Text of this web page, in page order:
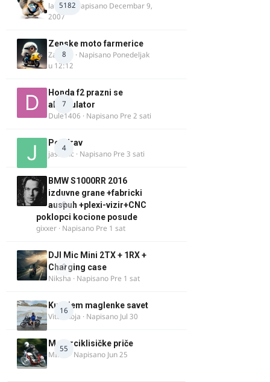
5182
lalajko· Napisano Decembar 9,
2007
8
Zenske moto farmerice
Zarkela · Napisano Ponedeljak
u 12:12
7
Honda f2 prazni se
akomulator
Dule1406 · Napisano Pre 2 sati
4
Pozdrav
jasminc · Napisano Pre 3 sati
0
BMW S1000RR 2016
izduvne grane +fabricki
auspuh +plexi-vizir+CNC
poklopci kocione posude
gixxer · Napisano Pre 1 sat
0
DJI Mic Mini 2TX + 1RX +
Charging case
Niksha · Napisano Pre 1 sat
16
Kupujem maglenke savet
Vitez Koja · Napisano Jul 30
55
Motorciklisičke priče
MIHO · Napisano Jun 25